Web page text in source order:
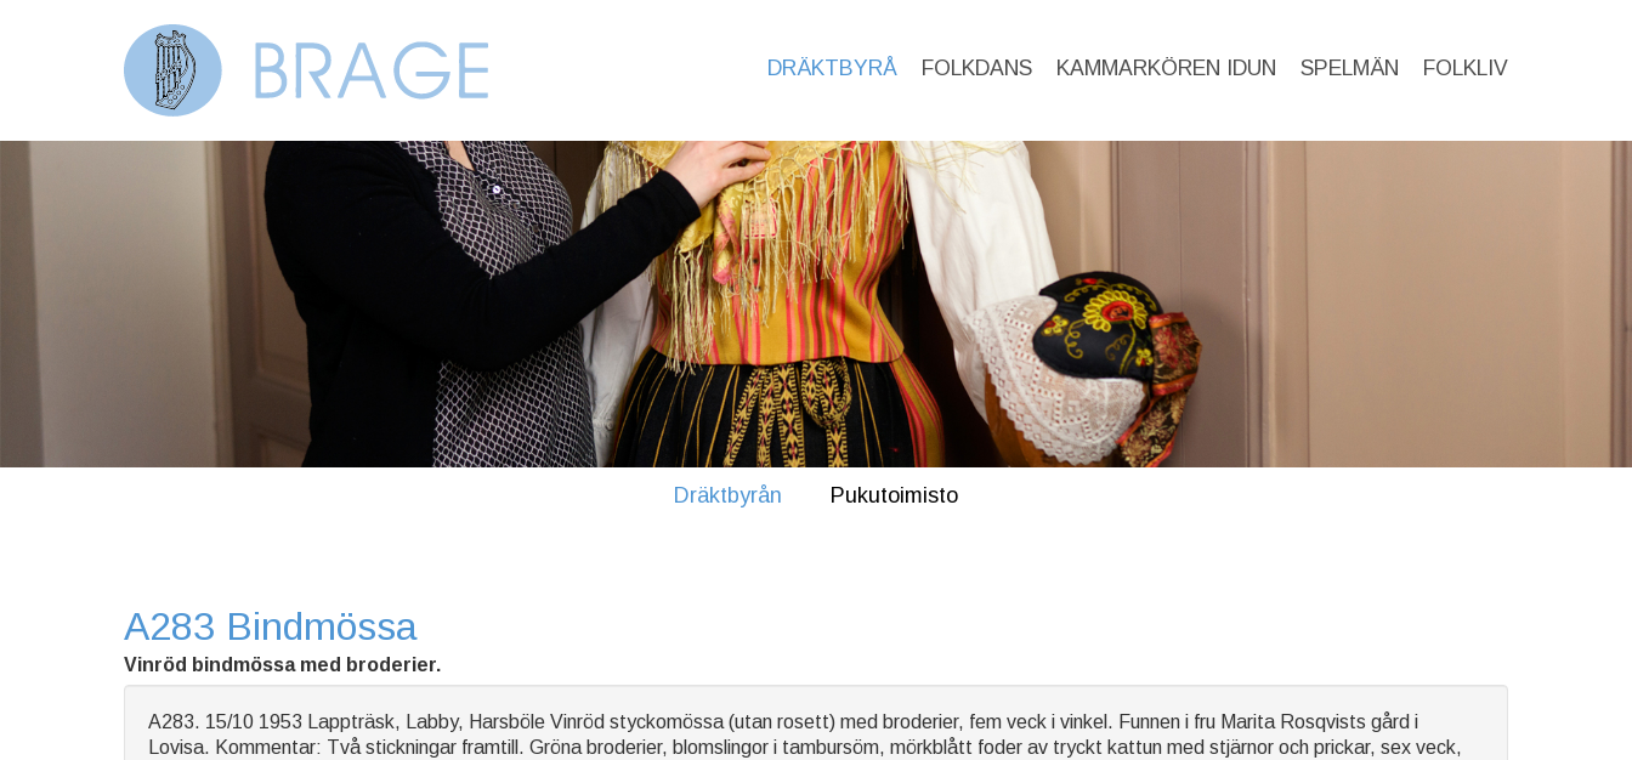
DRÄKTBYRÅ FOLKDANS KAMMARKÖREN IDUN SPELMÄN FOLKLIV
Dräktbyrån Pukutoimisto
A283 Bindmössa
Vinröd bindmössa med broderier.
A283. 15/10 1953 Lappträsk, Labby, Harsböle Vinröd styckomössa (utan rosett) med broderier, fem veck i vinkel. Funnen i fru Marita Rosqvists gård i
Lovisa. Kommentar: Två stickningar framtill. Gröna broderier, blomslingor i tambursöm, mörkblått foder av tryckt kattun med stjärnor och prickar, sex veck,